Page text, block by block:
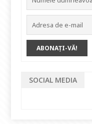
SOCIAL MEDIA